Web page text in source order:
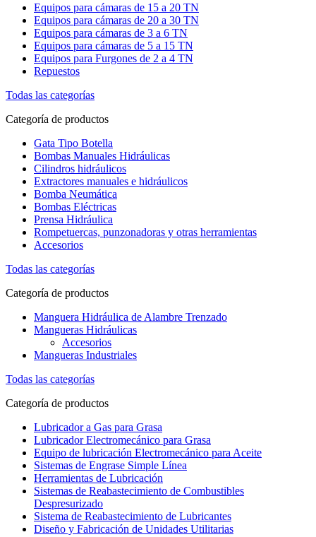
Equipos para cámaras de 15 a 20 TN
Equipos para cámaras de 20 a 30 TN
Equipos para cámaras de 3 a 6 TN
Equipos para cámaras de 5 a 15 TN
Equipos para Furgones de 2 a 4 TN
Repuestos
Todas las categorías
Categoría de productos
Gata Tipo Botella
Bombas Manuales Hidráulicas
Cilindros hidráulicos
Extractores manuales e hidráulicos
Bomba Neumática
Bombas Eléctricas
Prensa Hidráulica
Rompetuercas, punzonadoras y otras herramientas
Accesorios
Todas las categorías
Categoría de productos
Manguera Hidráulica de Alambre Trenzado
Mangueras Hidráulicas
Accesorios
Mangueras Industriales
Todas las categorías
Categoría de productos
Lubricador a Gas para Grasa
Lubricador Electromecánico para Grasa
Equipo de lubricación Electromecánico para Aceite
Sistemas de Engrase Simple Línea
Herramientas de Lubricación
Sistemas de Reabastecimiento de Combustibles
Despresurizado
Sistema de Reabastecimiento de Lubricantes
Diseño y Fabricación de Unidades Utilitarias